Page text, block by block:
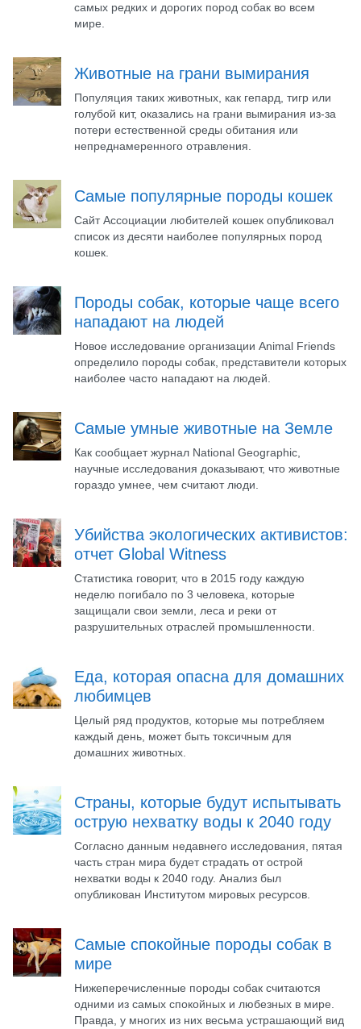
самых редких и дорогих пород собак во всем
мире.
Животные на грани вымирания
Популяция таких животных, как гепард, тигр или
голубой кит, оказались на грани вымирания из-за
потери естественной среды обитания или
непреднамеренного отравления.
Самые популярные породы кошек
Сайт Ассоциации любителей кошек опубликовал
список из десяти наиболее популярных пород
кошек.
Породы собак, которые чаще всего
нападают на людей
Новое исследование организации Animal Friends
определило породы собак, представители которых
наиболее часто нападают на людей.
Самые умные животные на Земле
Как сообщает журнал National Geographic,
научные исследования доказывают, что животные
гораздо умнее, чем считают люди.
Убийства экологических активистов:
отчет Global Witness
Статистика говорит, что в 2015 году каждую
неделю погибало по 3 человека, которые
защищали свои земли, леса и реки от
разрушительных отраслей промышленности.
Еда, которая опасна для домашних
любимцев
Целый ряд продуктов, которые мы потребляем
каждый день, может быть токсичным для
домашних животных.
Страны, которые будут испытывать
острую нехватку воды к 2040 году
Согласно данным недавнего исследования, пятая
часть стран мира будет страдать от острой
нехватки воды к 2040 году. Анализ был
опубликован Институтом мировых ресурсов.
Самые спокойные породы собак в
мире
Нижеперечисленные породы собак считаются
одними из самых спокойных и любезных в мире.
Правда, у многих из них весьма устрашающий вид